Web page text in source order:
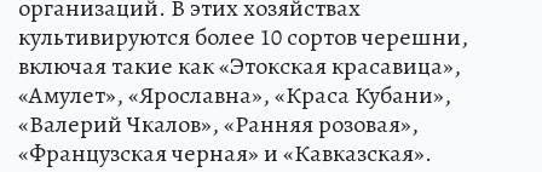
организаций. В этих хозяйствах
культивируются более 10 сортов черешни,
включая такие как «Этокская красавица»,
«Амулет», «Ярославна», «Краса Кубани»,
«Валерий Чкалов», «Ранняя розовая»,
«Французская черная» и «Кавказская».